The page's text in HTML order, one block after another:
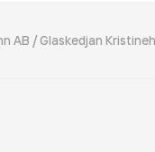
AB / Glaskedjan